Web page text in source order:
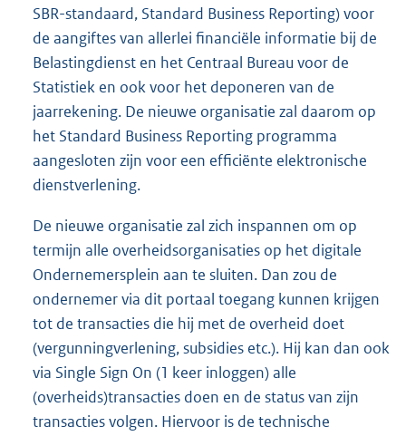
SBR-standaard, Standard Business Reporting) voor
de aangiftes van allerlei financiële informatie bij de
Belastingdienst en het Centraal Bureau voor de
Statistiek en ook voor het deponeren van de
jaarrekening. De nieuwe organisatie zal daarom op
het Standard Business Reporting programma
aangesloten zijn voor een efficiënte elektronische
dienstverlening.
De nieuwe organisatie zal zich inspannen om op
termijn alle overheidsorganisaties op het digitale
Ondernemersplein aan te sluiten. Dan zou de
ondernemer via dit portaal toegang kunnen krijgen
tot de transacties die hij met de overheid doet
(vergunningverlening, subsidies etc.). Hij kan dan ook
via Single Sign On (1 keer inloggen) alle
(overheids)transacties doen en de status van zijn
transacties volgen. Hiervoor is de technische